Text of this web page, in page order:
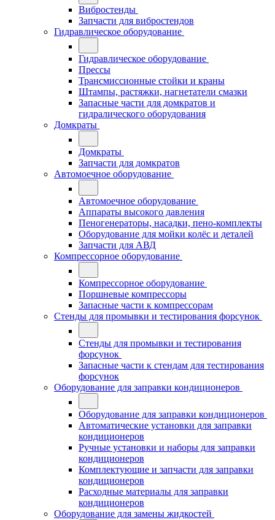
Вибростенды
Запчасти для вибростендов
Гидравлическое оборудование
Гидравлическое оборудование
Прессы
Трансмиссионные стойки и краны
Штампы, растяжки, нагнетатели смазки
Запасные части для домкратов и
гидралического оборудования
Домкраты
Домкраты
Запчасти для домкратов
Автомоечное оборудование
Автомоечное оборудование
Аппараты высокого давления
Пеногенераторы, насадки, пено-комплекты
Оборудование для мойки колёс и деталей
Запчасти для АВД
Компрессорное оборудование
Компрессорное оборудование
Поршневые компрессоры
Запасные части к компрессорам
Стенды для промывки и тестирования форсунок
Стенды для промывки и тестирования
форсунок
Запасные части к стендам для тестирования
форсунок
Оборудование для заправки кондиционеров
Оборудование для заправки кондиционеров
Автоматические установки для заправки
кондиционеров
Ручные установки и наборы для заправки
кондиционеров
Комплектующие и запчасти для заправки
кондиционеров
Расходные материалы для заправки
кондиционеров
Оборудование для замены жидкостей